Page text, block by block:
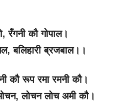
, रँगनी कौ गोपाल।
, बलिहारी ब्रजबाल।।
कौ रूप रमा रमनी कौ।
, लोचन लोच अमी कौ।